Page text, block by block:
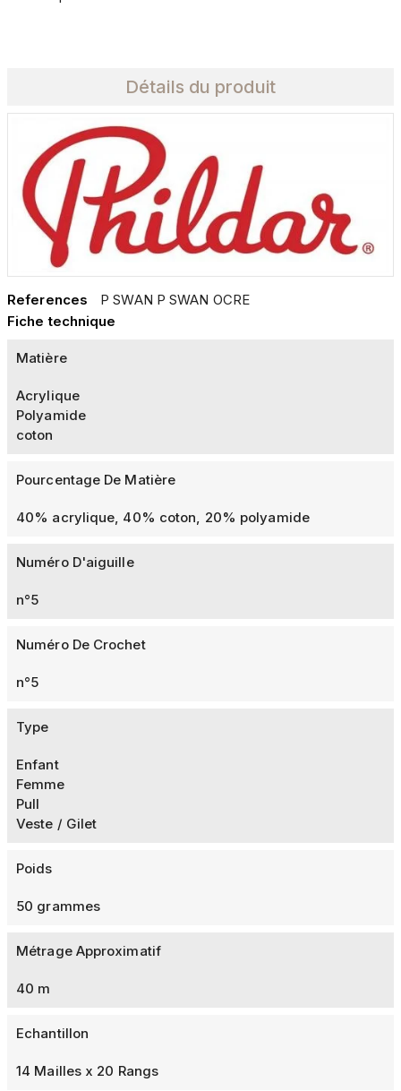
Détails du produit
References
P SWAN P SWAN OCRE
Fiche technique
Matière
Acrylique
Polyamide
coton
Pourcentage De Matière
40% acrylique, 40% coton, 20% polyamide
Numéro D'aiguille
n°5
Numéro De Crochet
n°5
Type
Enfant
Femme
Pull
Veste / Gilet
Poids
50 grammes
Métrage Approximatif
40 m
Echantillon
14 Mailles x 20 Rangs